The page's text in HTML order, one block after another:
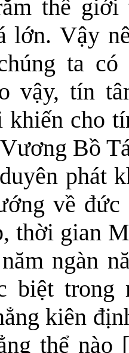
thế giới
lớn.Vậy
ta có
vậy, tín
khiến cho
Bồ
phát
về đức
thời gian
ngàn
biệt trong
kiên
thể